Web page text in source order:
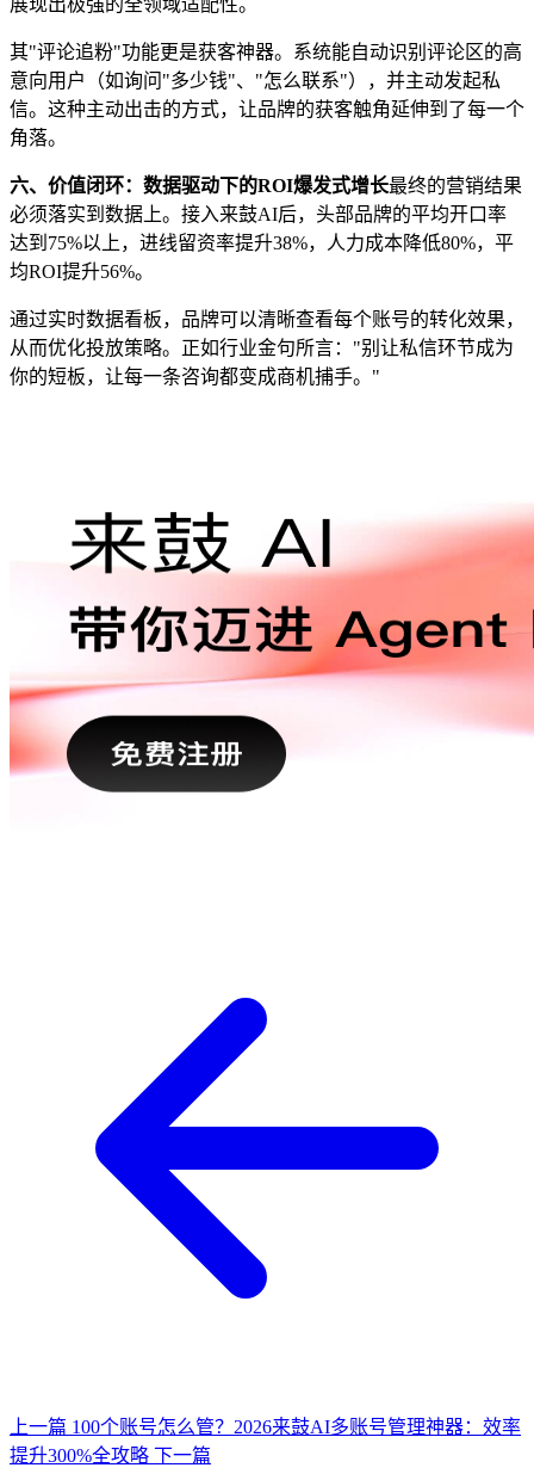
其"评论追粉"功能更是获客神器。系统能自动识别评论区的高
意向用户（如询问"多少钱"、"怎么联系"），并主动发起私
信。这种主动出击的方式，让品牌的获客触角延伸到了每一个
角落。
六、价值闭环：数据驱动下的ROI爆发式增长最终的营销结果
必须落实到数据上。接入来鼓AI后，头部品牌的平均开口率
达到75%以上，进线留资率提升38%，人力成本降低80%，平
均ROI提升56%。
通过实时数据看板，品牌可以清晰查看每个账号的转化效果，
从而优化投放策略。正如行业金句所言："别让私信环节成为
你的短板，让每一条咨询都变成商机捕手。"
上一篇 100个账号怎么管？2026来鼓AI多账号管理神器：效率
提升300%全攻略 下一篇